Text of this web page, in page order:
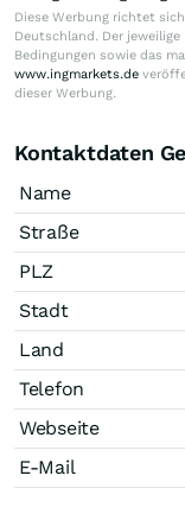
Diese Werbung richtet
Deutschland. Der
Bedingungen sowie das
www.ingmarkets.de
dieser Werbung.
Kontaktdaten
Name
Straße
PLZ
Stadt
Land
Telefon
Webseite
E-Mail